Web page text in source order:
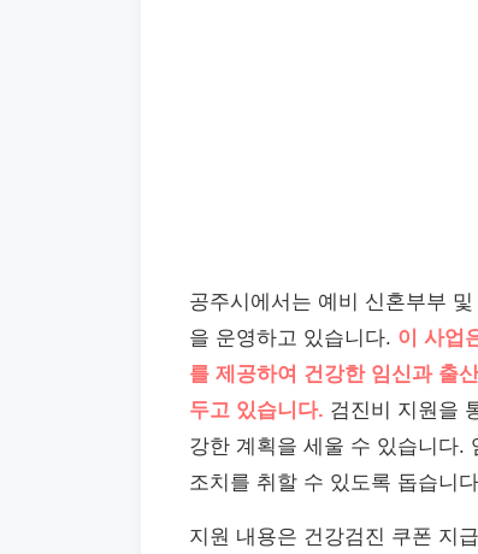
공주시에서는 예비 신혼부부
을 운영하고 있습니다. 이 사업
를 제공하여 건강한 임신과 출
두고 있습니다. 검진비 지원을
강한 계획을 세울 수 있습니다.
조치를 취할 수 있도록 돕습니
지원 내용은 건강검진 쿠폰 지